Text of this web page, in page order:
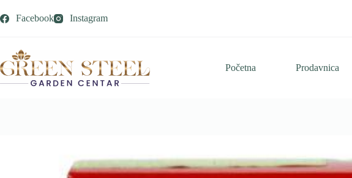
to
content
Facebook Instagram
Početna Prodavnica